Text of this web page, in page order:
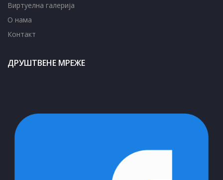
Виртуелна галерија
О нама
Контакт
ДРУШТВЕНЕ МРЕЖЕ